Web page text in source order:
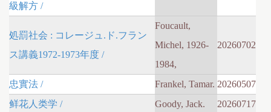
級解方 /
処罰社会 : コレージュ.ド.フラン
ス講義1972-1973年度 /
Foucault,
Michel, 1926-
1984,
20260702
忠實法 / Frankel, Tamar. 20260507
鲜花人类学 /
Goody, Jack.
20260717